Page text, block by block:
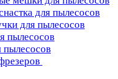
для пылесосов
для пылесосов
пылесосов